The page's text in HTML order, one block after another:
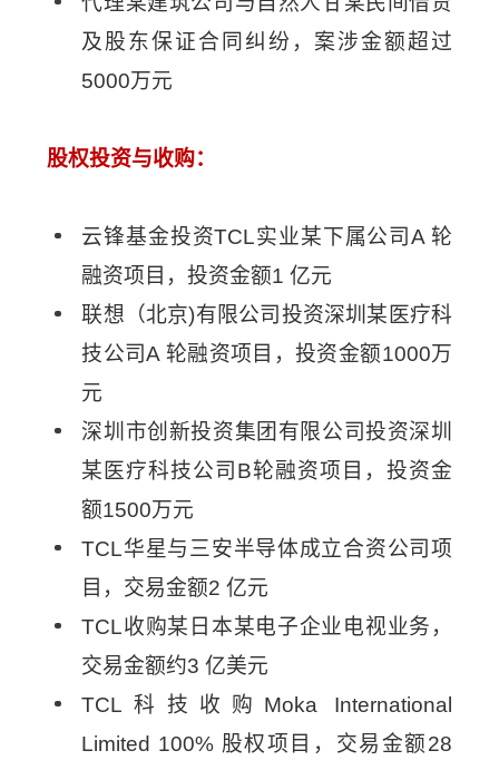
及股东保证合同纠纷，案涉金额超过
5000万元
股权投资与收购：
云锋基金投资TCL实业某下属公司A 轮
融资项目，投资金额1 亿元
联想（北京)有限公司投资深圳某医疗科
技公司A 轮融资项目，投资金额1000万
元
深圳市创新投资集团有限公司投资深圳
某医疗科技公司B轮融资项目，投资金
额1500万元
TCL华星与三安半导体成立合资公司项
目，交易金额2 亿元
TCL收购某日本某电子企业电视业务，
交易金额约3 亿美元
TCL科技收购Moka International
Limited 100% 股权项目，交易金额28